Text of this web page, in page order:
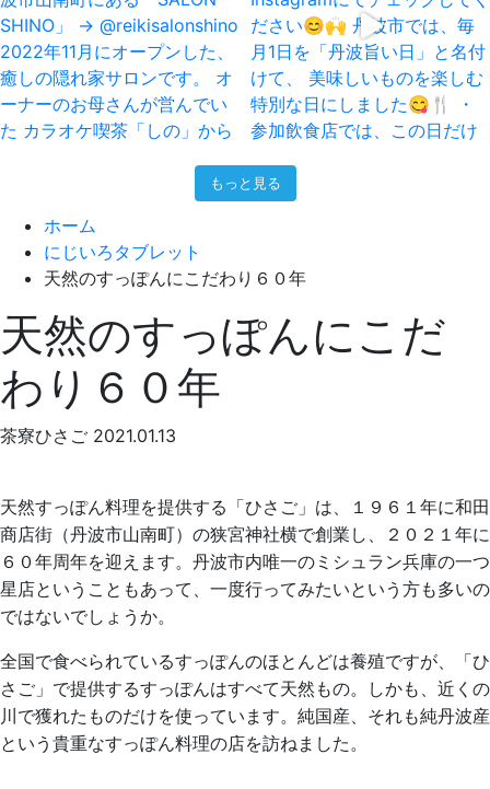
もっと見る
ホーム
にじいろタブレット
天然のすっぽんにこだわり６０年
天然のすっぽんにこだ
わり６０年
茶寮ひさご 2021.01.13
天然すっぽん料理を提供する「ひさご」は、１９６１年に和田
商店街（丹波市山南町）の狭宮神社横で創業し、２０２１年に
６０年周年を迎えます。丹波市内唯一のミシュラン兵庫の一つ
星店ということもあって、一度行ってみたいという方も多いの
ではないでしょうか。
全国で食べられているすっぽんのほとんどは養殖ですが、「ひ
さご」で提供するすっぽんはすべて天然もの。しかも、近くの
川で獲れたものだけを使っています。純国産、それも純丹波産
という貴重なすっぽん料理の店を訪ねました。